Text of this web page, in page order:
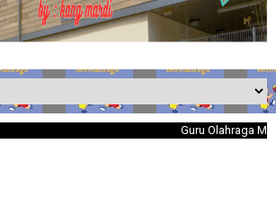
Guru Olahraga Menulis